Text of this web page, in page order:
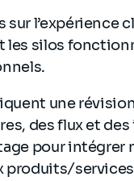
sur l’expérience
les silos
une
des flux et
pour intégrer
produits/